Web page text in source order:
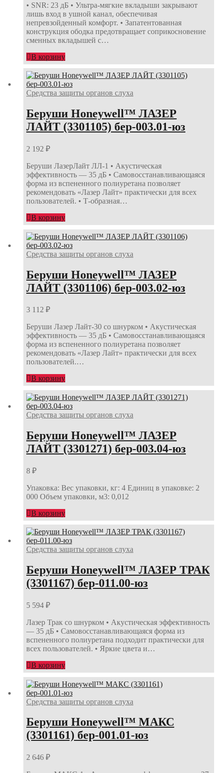
• SNR: 23 дБ • Ультра-мягкие вкладыши закрывают
лишь вход в ушной канал, обеспечивая
непревзойденный комфорт. • Запатентованная
конструкция ободка предотвращает соприкосновение
сменных вкладышей с…
В корзину
Средства защиты органов слуха
Беруши Honeywell™ ЛАЗЕР
ЛАЙТ (3301105) бер-003.01-юз
2 192 ₽
Беруши ЛазерЛайт ЛЛ-1 • Акустическая
эффективность — 35 дБ • Самовосстанавливающаяся
форма из вспененного полиуретана позволяет
рекомендовать «Лазер Лайт» практически для всех
пользователей. • Т-образная…
В корзину
Средства защиты органов слуха
Беруши Honeywell™ ЛАЗЕР
ЛАЙТ (3301106) бер-003.02-юз
3 112 ₽
Беруши Лазер Лайт-30 со шнурком • Акустическая
эффективность — 35 дБ • Самовосстанавливающаяся
форма из вспененного полиуретана позволяет
рекомендовать «Лазер Лайт» практически для всех
пользователей.…
В корзину
Средства защиты органов слуха
Беруши Honeywell™ ЛАЗЕР
ЛАЙТ (3301271) бер-003.04-юз
8 ₽
Упаковка: Вес упаковки, кг: 4 Единиц в упаковке: 2
000 Объем упаковки, м3: 0,012
В корзину
Средства защиты органов слуха
Беруши Honeywell™ ЛАЗЕР ТРАК
(3301167) бер-011.00-юз
5 594 ₽
Лазер Трак со шнурком • Акустическая эффективность
— 35 дБ • Самовосстанавливающаяся форма из
вспененного полиуретана подходит практически для
всех пользователей. • Яркие цвета и…
В корзину
Средства защиты органов слуха
Беруши Honeywell™ МАКС
(3301161) бер-001.01-юз
2 646 ₽